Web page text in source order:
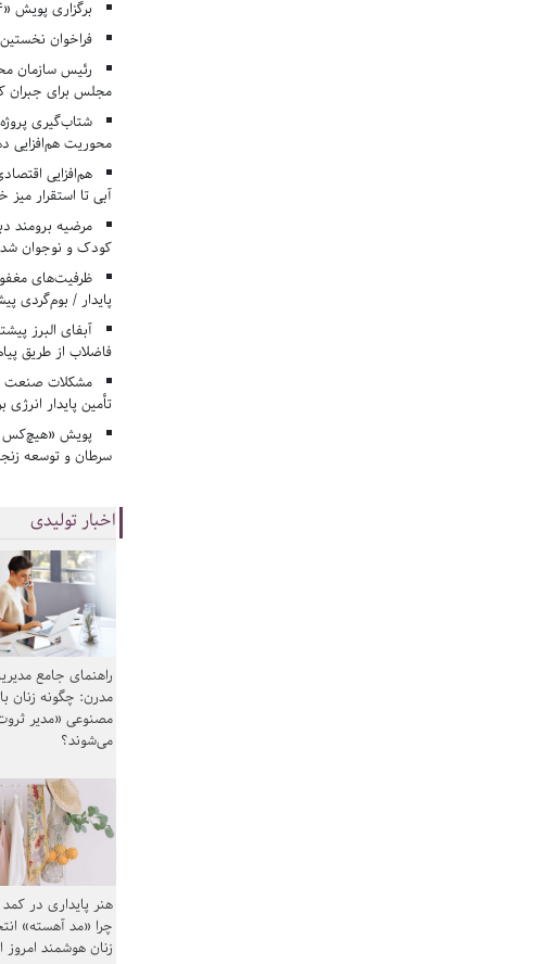
برگزاری پویش «۴ کتاب، ۴ فصل» در مراکز کانون البرز
فراخوان
رئیس سازمان
مجلس برای جبران
شتاب‌گیری
محوریت هم‌افزایی
هم‌افزایی
آبی تا استقرار
مرضیه برومند
کودک و نوجوان شد
ظرفیت‌های
پایدار / بوم‌گردی
فاضلاب از طریق
مشکلات صنعت
تأمین پایدار انرژی
پویش «هیچ‌کس
سرطان و توسعه
اخبار تولیدی
راهنمای جامع
مدرن: چگونه زنان
مصنوعی «مدیر
می‌شوند؟
هنر پایداری در
چرا «مد آهسته»
زنان هوشمند